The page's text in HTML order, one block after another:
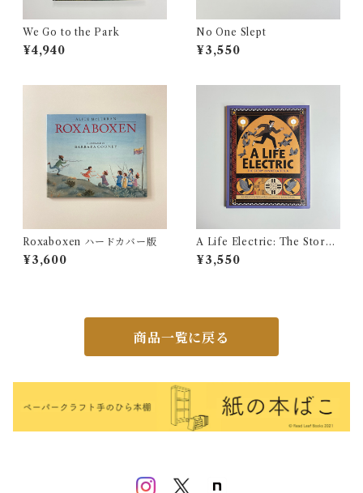
We Go to the Park
¥4,940
No One Slept
¥3,550
Roxaboxen ハードカバー版
¥3,600
A Life Electric: The Story
of Nikola Tesla
¥3,550
商品一覧に戻る